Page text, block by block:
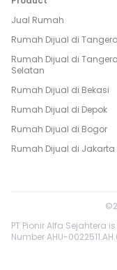
Jual Rumah
Rumah Dijual di
Rumah Dijual di
Selatan
Rumah Dijual di Bekasi
Rumah Dijual di Depok
Rumah Dijual di Bogor
Rumah Dijual di Jakarta
©
PT Pionir Alfa Sejahtera
Number AHU-